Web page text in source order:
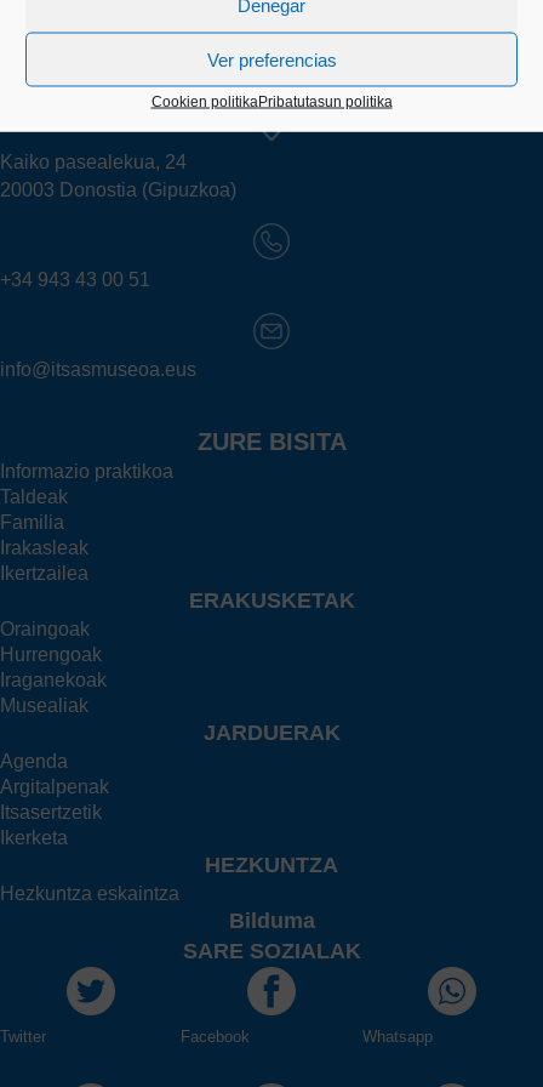
Denegar
Ver preferencias
Cookien politikaPribatutasun politika
Kaiko pasealekua, 24
20003 Donostia (Gipuzkoa)
+34 943 43 00 51
info@itsasmuseoa.eus
ZURE BISITA
Informazio praktikoa
Taldeak
Familia
Irakasleak
Ikertzailea
ERAKUSKETAK
Oraingoak
Hurrengoak
Iraganekoak
Musealiak
JARDUERAK
Agenda
Argitalpenak
Itsasertzetik
Ikerketa
HEZKUNTZA
Hezkuntza eskaintza
Bilduma
SARE SOZIALAK
Twitter Facebook Whatsapp